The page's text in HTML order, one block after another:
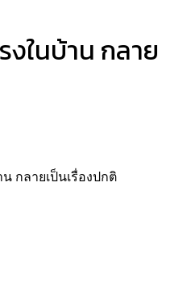
งในบ้าน กลาย
กลายเป็นเรื่องปกติ